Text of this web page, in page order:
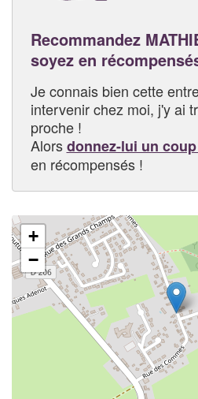
Recommandez
soyez en
Je connais bien cette
intervenir chez moi, j'y ai
proche !
Alorsdonnez-lui un
en récompensés !
+
−